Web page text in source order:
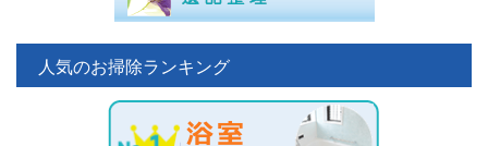
人気のお掃除ランキング